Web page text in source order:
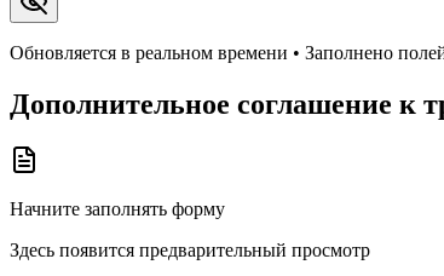
Обновляется в реальном времени • Заполнено
Дополнительное соглашение к
Начните заполнять форму
Здесь появится предварительный просмотр